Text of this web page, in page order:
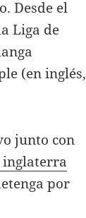
Desde el
Liga de
(en inglés,
junto con
inglaterra
por